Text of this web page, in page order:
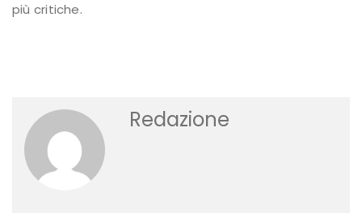
più critiche.
Redazione